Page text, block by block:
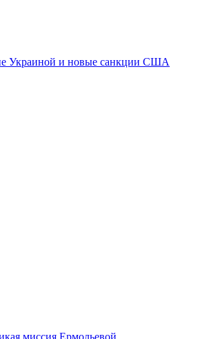
Украиной и новые санкции США
миссия Ермольевой